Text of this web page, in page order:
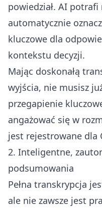
powiedział. AI
automatycznie
kluczowe dla
kontekstu decyzji.
Mając doskonałą
wyjścia, nie musisz
przegapienie
angażować się w
jest rejestrowane dla
2. Inteligentne,
podsumowania
Pełna transkrypcja
ale nie zawsze jest